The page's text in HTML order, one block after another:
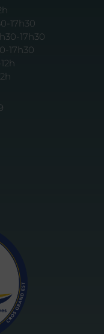
17h30
17h30
17h30